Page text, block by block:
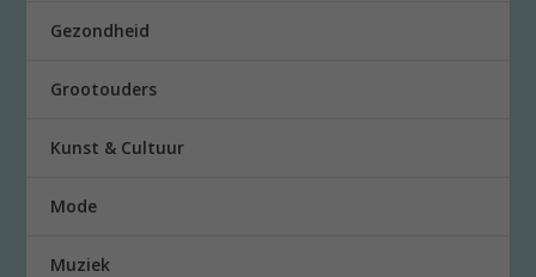
Gezondheid
Grootouders
Kunst & Cultuur
Mode
Muziek